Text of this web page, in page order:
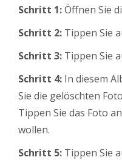
Schritt 1:Öffnen Sie
Schritt 2: Tippen Sie
Schritt 3: Tippen Sie
Schritt 4: In diesem
Sie die gelöschten
Tippen Sie das Foto
wollen.
Schritt 5: Tippen Sie